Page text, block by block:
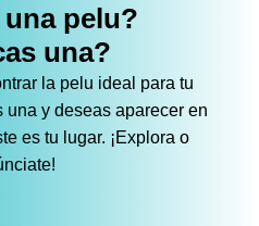
pelu?
una?
la pelu ideal para tu
una y deseas aparecer en
es tu lugar. ¡Explora o